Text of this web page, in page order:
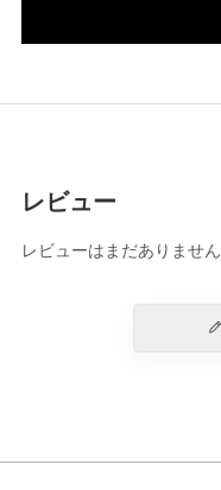
レビュー
レビューはまだありません